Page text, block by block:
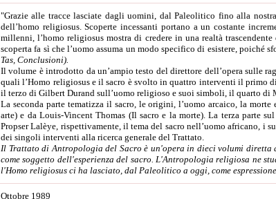
"Grazie alle tracce lasciate dagli uomini, dal Paleolitico fino alla
dell’homo religiosus. Scoperte incessanti portano a un costante
millenni, l’homo religiosus mostra di credere in una realtà
scoperta fa sì che l’uomo assuma un modo specifico di esistere, poiché
Tas, Conclusioni).
Il volume è introdotto da un’ampio testo del direttore dell’opera sulle
quali l’Homo religiosus e il sacro è svolto in quattro interventi il primo
il terzo di Gilbert Durand sull’uomo religioso e suoi simboli, il quarto di
La seconda parte tematizza il sacro, le origini, l’uomo arcaico, la
arte) e da Louis-Vincent Thomas (Il sacro e la morte). La terza parte
Propser Lalèye, rispettivamente, il tema del sacro nell’uomo
dei singoli interventi alla ricerca generale del Trattato.
Il Trattato di Antropologia del Sacro è un'opera in dieci volumi
come soggetto dell'esperienza del sacro. L'Antropologia religiosa ne
l'Homo religiosus ci ha lasciato, dal Paleolitico a oggi, come
Ottobre 1989